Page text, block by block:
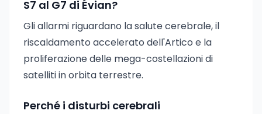
S7 al G7 di Évian?
Gli allarmi riguardano la salute cerebrale, il
riscaldamento accelerato dell'Artico e la
proliferazione delle mega-costellazioni di
satelliti in orbita terrestre.
Perché i disturbi cerebrali